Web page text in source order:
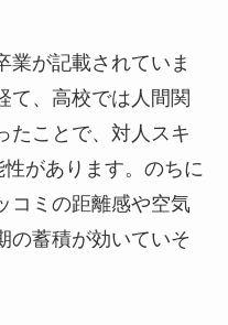
業が記載されていま
て、高校では人間関
たことで、対人スキ
性があります。のちに
コミの距離感や空気
の蓄積が効いていそ